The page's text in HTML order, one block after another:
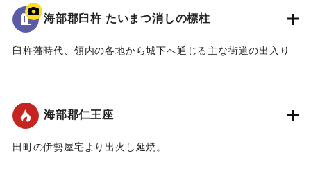
海部郡臼杵 たいまつ消しの標柱
臼杵藩時代、領内の各地から城下へ通じる主な街道の出入り
り・・・・・・たいまつ無用」と刻まれた標柱が立てられて
いました。これは、夜間たいまつをかざして城下に入ってく
る者は、誰であろうとこの標柱から先はたいまつを消して入
でした。また、夜間城下を出る場合もこの標柱より先でなけ
海部郡仁王座
田町の伊勢屋宅より出火し延焼。